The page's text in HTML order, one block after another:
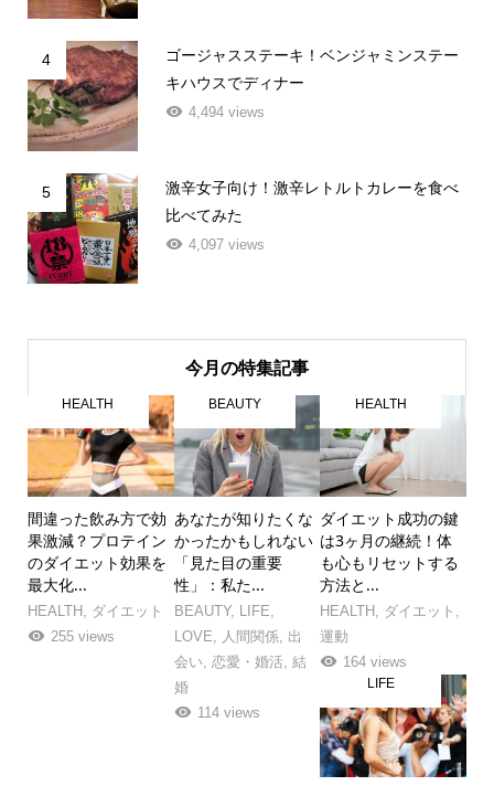
4
ゴージャスステーキ！ベンジャミンステー
キハウスでディナー
4,494 views
5
激辛女子向け！激辛レトルトカレーを食べ
比べてみた
4,097 views
今月の特集記事
間違った飲み方で効
果激減？プロテイン
のダイエット効果を
最大化...
HEALTH , ダイエット
255 views
HEALTH
あなたが知りたくな
かったかもしれない
「見た目の重要
性」：私た...
BEAUTY, LIFE,
LOVE, 人間関係, 出
会い, 恋愛・婚活, 結
婚
114 views
BEAUTY
ダイエット成功の鍵
は3ヶ月の継続！体
も心もリセットする
方法と...
HEALTH , ダイエット ,
運動
164 views
HEALTH
LIFE